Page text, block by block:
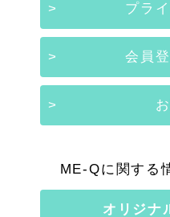
プラ
会員
ME-Qに関する
オリジナ